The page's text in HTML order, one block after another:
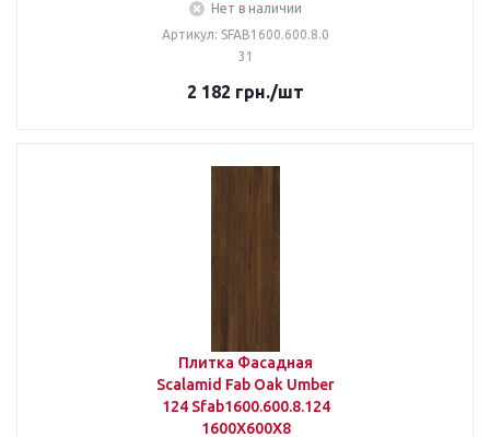
Нет в наличии
Артикул: SFAB1600.600.8.0
31
2 182 грн./шт
Плитка Фасадная
Scalamid Fab Oak Umber
124 Sfab1600.600.8.124
1600X600X8